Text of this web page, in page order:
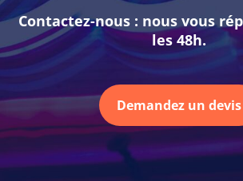
Contactez-nous : nous vous
les 48h.
Demandez un devis